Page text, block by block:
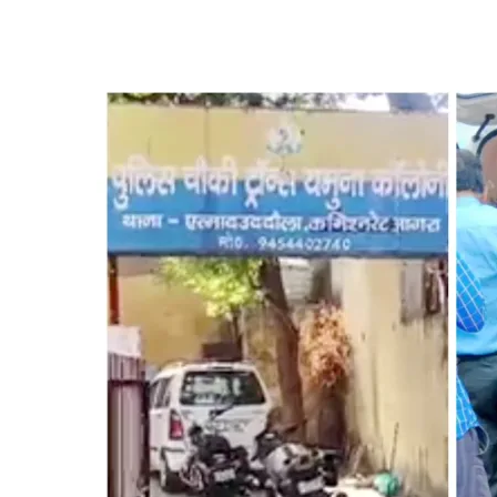
बीमार
दरोगा
का
बयान-
“चौकी
प्रभारी
के
सामने
मेरी
नहीं
चलती”